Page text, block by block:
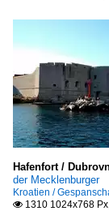
Hafenfort /
der Mecklenburger
Kroatien /
 1310 1024x768